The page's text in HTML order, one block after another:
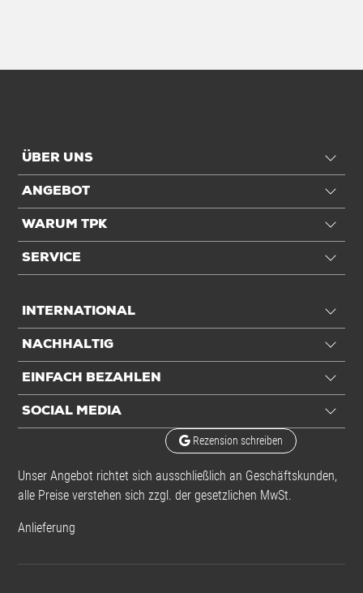
ÜBER UNS
ANGEBOT
WARUM TPK
SERVICE
INTERNATIONAL
NACHHALTIG
EINFACH BEZAHLEN
SOCIAL MEDIA
Rezension schreiben
Unser Angebot richtet sich ausschließlich an Geschäftskunden,
alle Preise verstehen sich zzgl. der gesetzlichen MwSt.
Anlieferung